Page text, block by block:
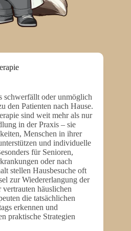
schwerfällt oder unmöglich
den Patienten nach Hause.
sind weit mehr als nur
in der Praxis – sie
Menschen in ihrer
und individuelle
für Senioren,
oder nach
stellen Hausbesuche oft
zur Wiedererlangung der
häuslichen
die tatsächlichen
erkennen und
praktische Strategien